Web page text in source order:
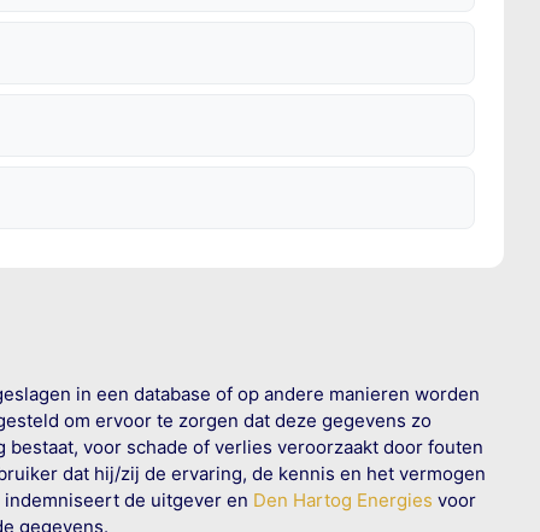
in een database of op andere manieren worden
om ervoor te zorgen dat deze gegevens zo
voor schade of verlies veroorzaakt door fouten
dat hij/zij de ervaring, de kennis en het vermogen
de uitgever en Den Hartog Energies voor
gegevens.